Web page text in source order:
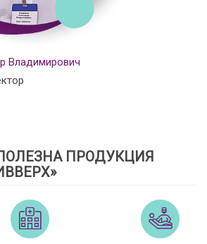
Владимирович
ПРОДУКЦИЯ